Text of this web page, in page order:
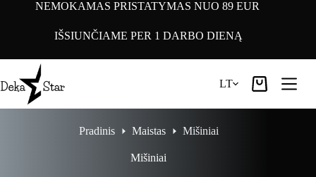
NEMOKAMAS PRISTATYMAS NUO 89 EUR
IŠSIUNČIAME PER 1 DARBO DIENĄ
LT
Pirkinių
Pradinis Maistas Mišiniai
Mišiniai